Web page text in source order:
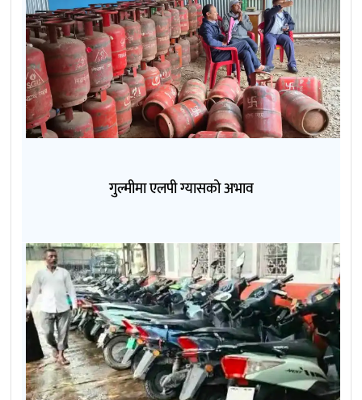
गुल्मीमा एलपी ग्यासको अभाव